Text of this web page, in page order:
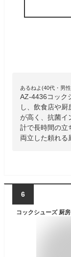
あるねよ(40代・男
AZ-4436コック
し、飲食店や
が高く、抗菌イ
計で長時間の立
両立した頼れる
6